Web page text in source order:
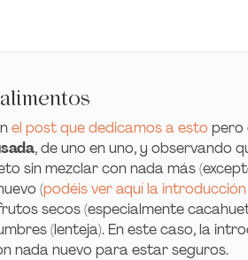
el post que dedicamos a esto pero
, de uno en uno, y observando
sin mezclar con nada más
(podéis ver aquí la
secos (especialmente
(lenteja). En este caso, la
nada nuevo para estar seguros.